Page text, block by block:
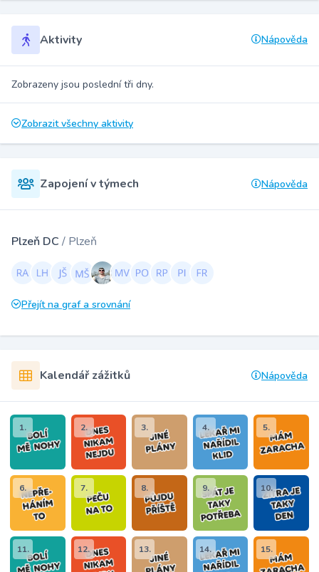
Aktivity Nápověda
Zobrazeny jsou poslední tři dny.
Zobrazit všechny aktivity
Zapojení v týmech Nápověda
Plzeň DC / Plzeň
Přejít na graf a srovnání
Kalendář zážitků Nápověda
1. 2. 3. 4. 5.
6. 7. 8. 9. 10.
11. 12. 13. 14. 15.